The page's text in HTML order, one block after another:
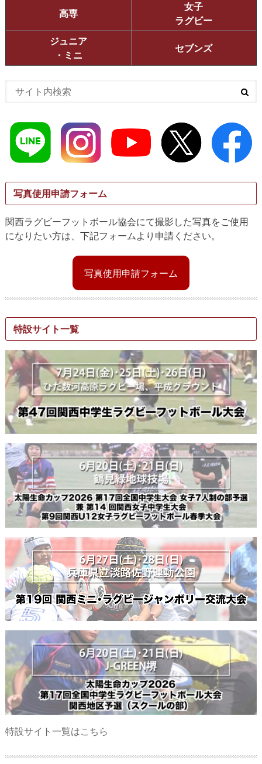
高専
女子
ラグビー
ジュニア
・ミニ
セブンズ
写真使用申請フォーム
関西ラグビーフットボール協会にて撮影した写真をご使用
になりたい方は、下記フォームより申請ください。
写真使用申請フォーム
特設サイト一覧
特設サイト一覧はこちら